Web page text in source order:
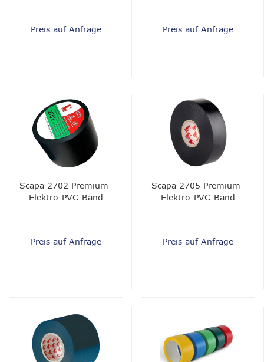
Preis auf Anfrage Preis auf Anfrage
Scapa 2702 Premium-
Elektro-PVC-Band
Preis auf Anfrage
Scapa 2705 Premium-
Elektro-PVC-Band
Preis auf Anfrage